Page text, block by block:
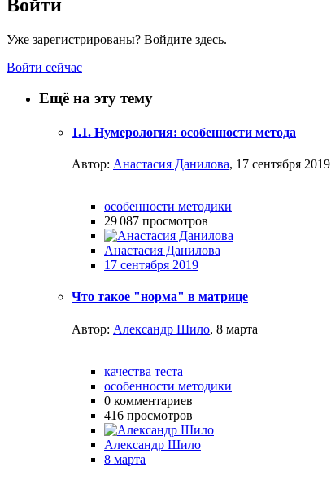
Войти
Уже зарегистрированы? Войдите здесь.
Войти сейчас
Ещё на эту тему
1.1. Нумерология: особенности метода
Автор: Анастасия Данилова, 17 сентября 2019
особенности методики
29 087 просмотров
Анастасия Данилова
17 сентября 2019
Что такое "норма" в матрице
Автор: Александр Шило, 8 марта
качества теста
особенности методики
0 комментариев
416 просмотров
Александр Шило
8 марта